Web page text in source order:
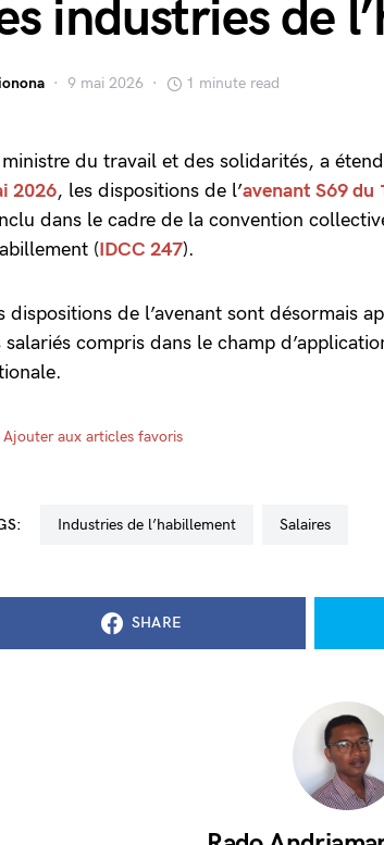
industries de
9 mai 2026 1 minute read
ministre du travail et des solidarités, a
2026, les dispositions de l’avenant S69 du
dans le cadre de la convention
(IDCC 247).
dispositions de l’avenant sont désormais
salariés compris dans le champ
Ajouter aux articles favoris
industries de l’habillement salaires
SHARE